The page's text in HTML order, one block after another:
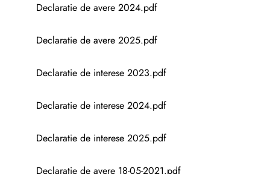
Declaratie de avere 2024.pdf
Declaratie de avere 2025.pdf
Declaratie de interese 2023.pdf
Declaratie de interese 2024.pdf
Declaratie de interese 2025.pdf
Declaratie de avere 18-05-2021.pdf